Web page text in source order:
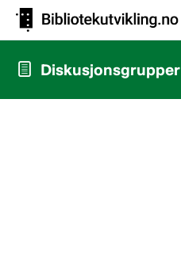
Diskusjonsgrupper